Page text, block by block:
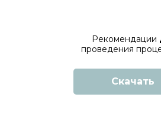
Рекомендации
проведения
Скачать